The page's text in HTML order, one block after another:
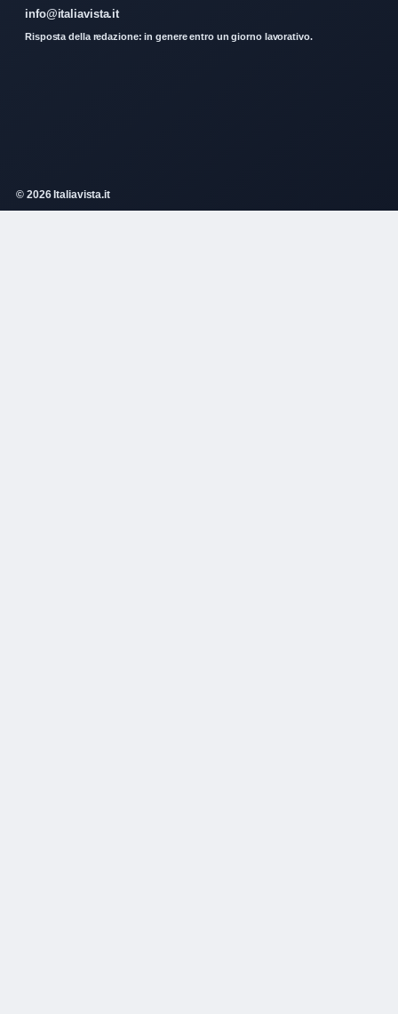
info@italiavista.it
Risposta della redazione: in genere entro un giorno lavorativo.
© 2026 Italiavista.it